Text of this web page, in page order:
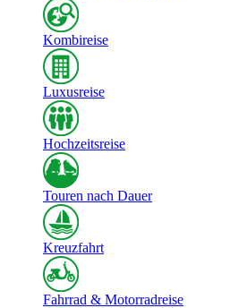
Kombireise
Luxusreise
Hochzeitsreise
Touren nach Dauer
Kreuzfahrt
Fahrrad & Motorradreise